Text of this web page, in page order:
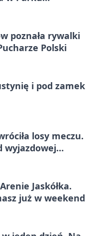
poznała rywalki
Polski
i pod zamek
losy meczu.
wyjazdowej
Jaskółka.
już w weekend